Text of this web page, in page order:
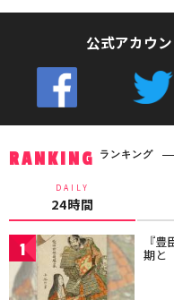
公式アカウ
RANKING ランキング
DAILY
24時間
1 『
期と